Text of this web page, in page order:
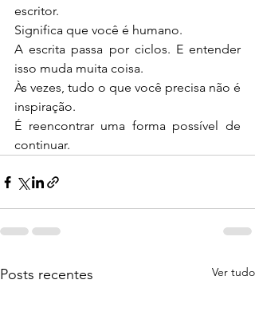
escritor.
Significa que você é humano.
A escrita passa por ciclos. E entender
isso muda muita coisa.
Às vezes, tudo o que você precisa não é
inspiração.
É reencontrar uma forma possível de
continuar.
Posts recentes Ver tudo